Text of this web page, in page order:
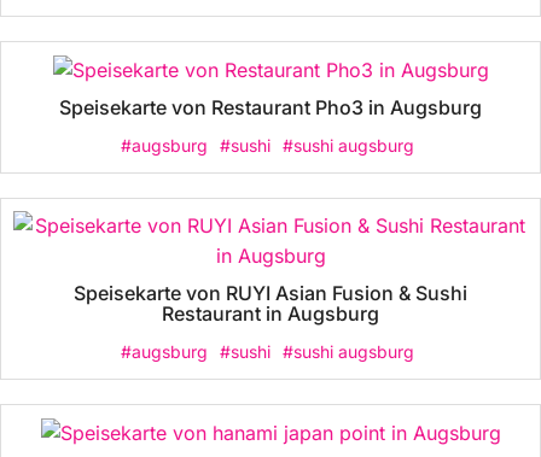
Speisekarte von Restaurant Pho3 in Augsburg
#augsburg #sushi #sushi augsburg
Speisekarte von RUYI Asian Fusion & Sushi
Restaurant in Augsburg
#augsburg #sushi #sushi augsburg